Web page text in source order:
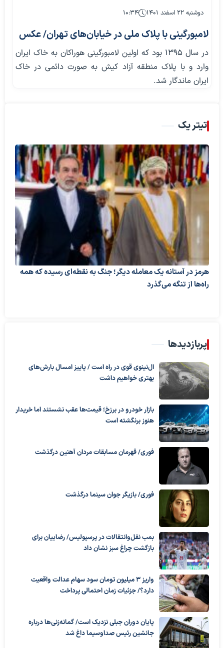
دوشنبه ۲۲ اسفند ۱۴۰۱ ۱۰:۳۴
لامبورگینی با پلاک ملی در خیابان‌های تهران/ عکس
در سال 1395 بود که اولین لامبورگینی هوراکان به خاک ایران
وارد و با پلاک منطقه آزاد کیش به صورت دائمی در خاک
ایران ماندگار شد.
تیتر یک
هرمز در آستانه یک معامله دیگر؛ جنگ به نقطه‌ای رسیده که همه
راه‌ها از تنگه می‌گذرد
پربازدیدها
ال‌نینوی قوی در راه است / پاییز امسال بارش‌های
بهتری خواهیم داشت
بازار خودرو در برزخ؛ قیمت‌ها عقب نشستند اما خریدار
هنوز برنگشته است
فوری/ قهرمان مسابقات مردان آهنین درگذشت
فوری/ بازیگر جوان سینما درگذشت
بمب نقل‌وانتقالات در پرسپولیس/ رضاییان برای
بازگشت چراغ سبز نشان داد
واریز ۳ میلیون تومان سود سهام عدالت واقعیت
دارد؟/ جزئیات زمان احتمالی پرداخت
پایان دوران جبلی نزدیک است/ گمانه‌زنی‌ها درباره
جانشین رئیس صداوسیما داغ شد